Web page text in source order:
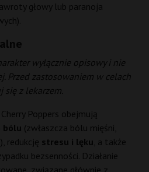
głowy lub paranoja
wyłącznie opisowy i nie
Przed zastosowaniem w celach
się z lekarzem.
Poppers obejmują
bólu (zwłaszcza bólu mięśni,
redukcję stresu i lęku , a także
bezsenności. Działanie